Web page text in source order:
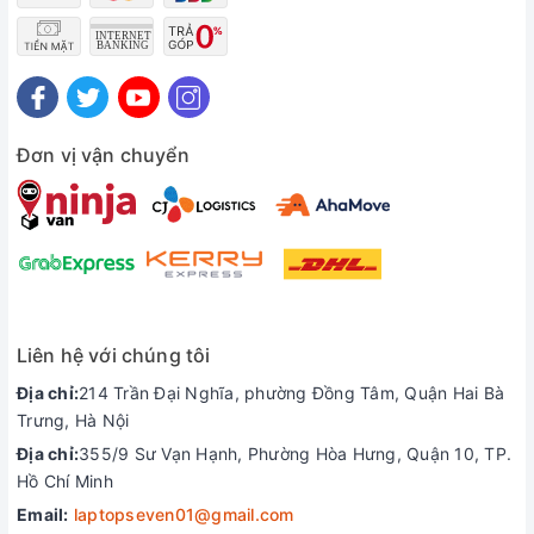
90.7%. Tuy nhiên, nó vẫn thấp hơn một chút so với Alienware
M15 R4.
Tuy nhiên, một trong những điểm yếu khiến chiếc laptop
gaming này chưa ghi được điểm tuyệt đối đó chính là độ
sáng màn hình. Với độ sáng ở mức 271 nits. Máy được đánh
giá là khá thấp so với nhiều đối thủ trong cùng phân khúc.
Đơn vị vận chuyển
Liên hệ với chúng tôi
Địa chỉ:214 Trần Đại Nghĩa, phường Đồng Tâm, Quận Hai Bà
Trưng, Hà Nội
Địa chỉ:355/9 Sư Vạn Hạnh, Phường Hòa Hưng, Quận 10, TP.
Hồ Chí Minh
Email: laptopseven01@gmail.com